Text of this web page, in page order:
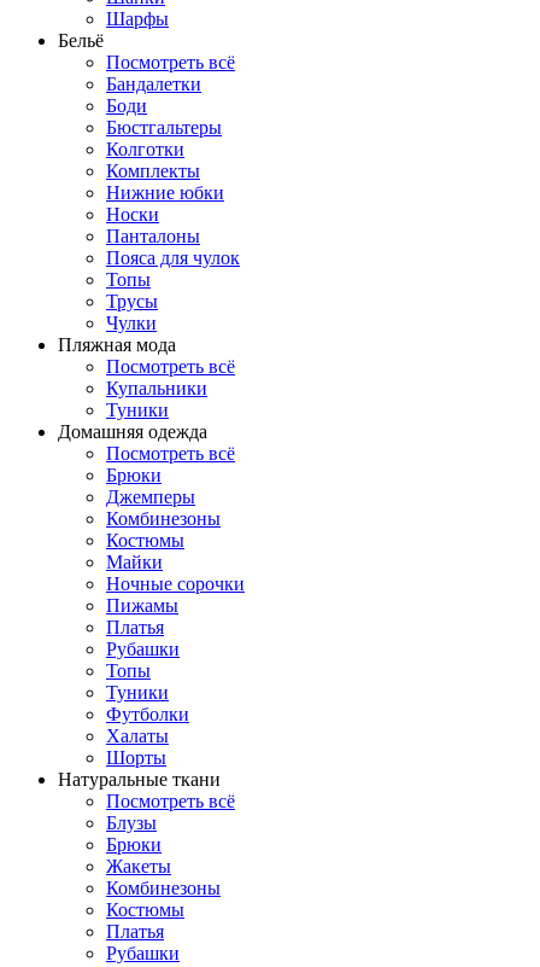
Шарфы
Бельё
Посмотреть всё
Бандалетки
Боди
Бюстгальтеры
Колготки
Комплекты
Нижние юбки
Носки
Панталоны
Поясa для чулок
Топы
Трусы
Чулки
Пляжная мода
Посмотреть всё
Купальники
Туники
Домашняя одежда
Посмотреть всё
Брюки
Джемперы
Комбинезоны
Костюмы
Майки
Ночные сорочки
Пижамы
Платья
Рубашки
Топы
Туники
Футболки
Халаты
Шорты
Натуральные ткани
Посмотреть всё
Блузы
Брюки
Жакеты
Комбинезоны
Костюмы
Платья
Рубашки